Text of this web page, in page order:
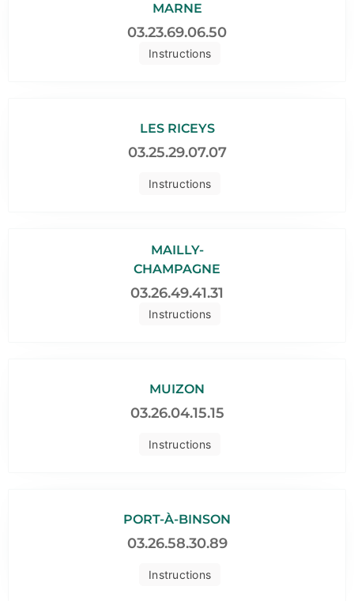
Instructions
MARNE
03.23.69.06.50
Instructions
LES RICEYS
03.25.29.07.07
Instructions
MAILLY-
CHAMPAGNE
03.26.49.41.31
Instructions
MUIZON
03.26.04.15.15
Instructions
PORT-À-BINSON
03.26.58.30.89